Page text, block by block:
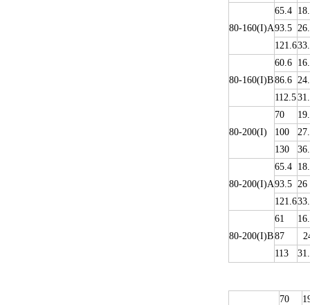
80-160(I)A
65.4
93.5
121.6
80-160(I)B
60.6
86.6
112.5
80-200(I)
70
100
130
80-200(I)A
65.4
93.5 26
121.6
80-200(I)B
61
87
113
70